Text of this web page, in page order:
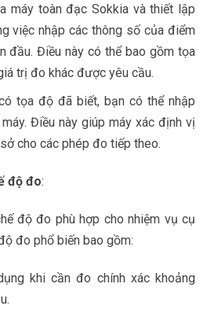
máy toàn đạc Sokkia và thiết lập
việc nhập các thông số của điểm
đầu. Điều này có thể bao gồm tọa
trị đo khác được yêu cầu.
tọa độ đã biết, bạn có thể nhập
Điều này giúp máy xác định vị
cho các phép đo tiếp theo.
độ đo:
độ đo phù hợp cho nhiệm vụ cụ
đo phổ biến bao gồm:
khi cần đo chính xác khoảng